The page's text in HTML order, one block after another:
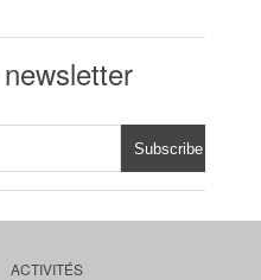
ACTIVITÉS